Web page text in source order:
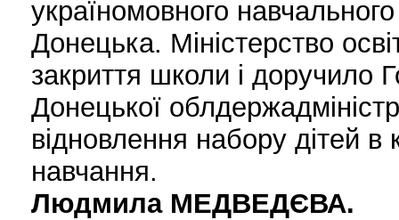
україномовного
Донецька. Міністерство
закриття школи і доручило
Донецької
відновлення набору дітей
навчання.
Людмила МЕДВЕДЄВА.